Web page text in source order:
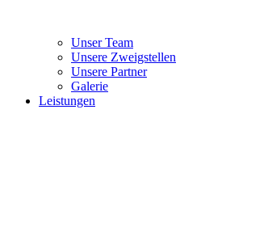
Unser Team
Unsere Zweigstellen
Unsere Partner
Galerie
Leistungen